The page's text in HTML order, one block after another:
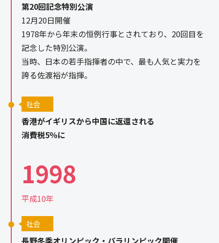
第20回記念特別公演
12月20日開催
1978年から年末の恒例行事とされており、20回目を
記念した特別公演。
当時、日本の若手指揮者の中で、最も人気と実力を
誇る佐渡裕が指揮。
社会
香港がイギリスから中国に返還される
消費税5％に
1998
平成10年
社会
長野冬季オリンピック・パラリンピック開催